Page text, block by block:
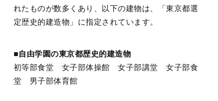
れたものが数多くあり、以下の建物は、「東京都選
定歴史的建造物」に指定されています。
■自由学園の東京都歴史的建造物
初等部食堂 女子部体操館 女子部講堂 女子部食
堂 男子部体育館